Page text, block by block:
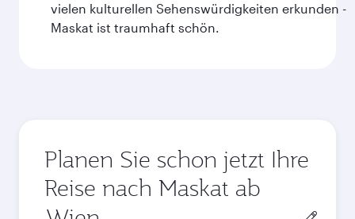
vielen kulturellen Sehenswürdigkeiten erkunden -
Maskat ist traumhaft schön.
Planen Sie schon jetzt Ihre
Reise nach Maskat ab
Abflugort